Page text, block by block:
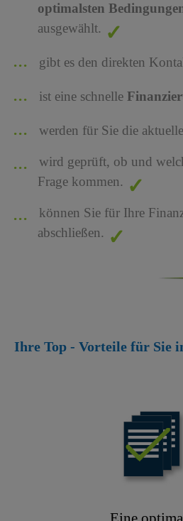
optimalsten
ausgewählt.
gibt es den direkten
ist eine schnelle
werden für Sie die
wird geprüft, ob und
Frage kommen.
können Sie für Ihre
abschließen.
Ihre Top - Vorteile für Sie
Eine